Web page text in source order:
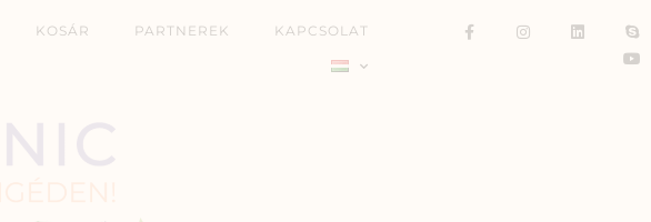
KOSÁR PARTNEREK KAPCSOLAT